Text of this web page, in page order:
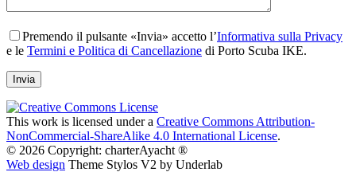
Premendo il pulsante «Invia» accetto l’Informativa sulla Privacy
e le Termini e Politica di Cancellazione di Porto Scuba IKE.
This work is licensed under a Creative Commons Attribution-
NonCommercial-ShareAlike 4.0 International License.
© 2026 Copyright: charterAyacht ®
Web design Theme Stylos V2 by Underlab